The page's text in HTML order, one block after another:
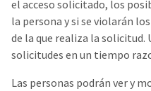
el acceso solicitado, los
la persona y si se violarán
de la que realiza la
solicitudes en un tiempo
Las personas podrán ver y